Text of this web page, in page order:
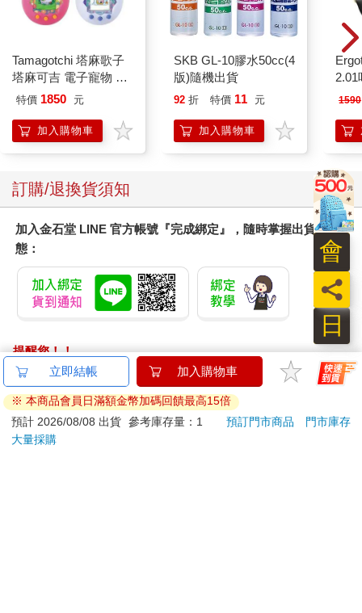
Tamagotchi 塔麻歌子
塔麻可吉 電子寵物 樂
園系列（熱帶橙果／極
特價 1850 元
加入購物車
SKB GL-10膠水50cc(4
版)隨機出貨
92 折 特價 11 元
加入購物車
2.01
1590
訂購/退換貨須知
加入金石堂 LINE 官方帳號『完成綁定』，隨時掌握出貨動
態：
提醒您！！
金石堂及銀行均不會請您操作ATM! 如接獲電話要求您前往
ATM提款機，請不要聽從指示，以免受騙上當！
退換貨須知：
**提醒您，鑑賞期不等於試用期，退回商品須為全新狀態**
立即結帳 加入購物車
※ 本商品會員日滿額金幣加碼回饋最高15倍
預計 2026/08/08 出貨 參考庫存量：1 預訂門市商品
門市庫存
大量採購
日
員
會